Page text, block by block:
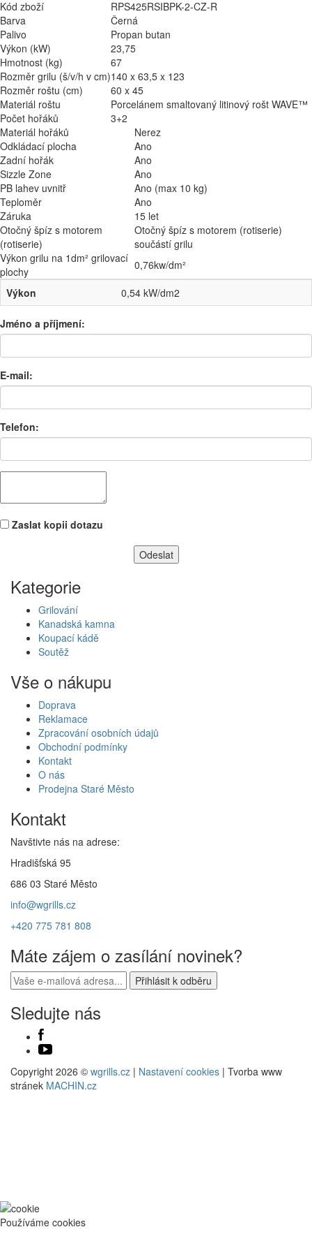
Kód zboží
RPS425RSIBPK-2-CZ-R
Barva
Černá
Palivo
Propan butan
Výkon (kW)
23,75
Hmotnost (kg)
67
Rozměr grilu (š/v/h v cm)140 x 63,5 x 123
Rozměr roštu (cm)
60 x 45
Materiál roštu
Porcelánem smaltovaný litinový rošt WAVE™
Počet hořáků
3+2
Materiál hořáků
Nerez
Odkládací plocha
Ano
Zadní hořák
Ano
Sizzle Zone
Ano
PB lahev uvnitř
Ano (max 10 kg)
Teploměr
Ano
Záruka
15 let
Otočný špíz s motorem
(rotiserie)
Otočný špíz s motorem (rotiserie)
součástí grilu
Výkon grilu na 1dm² grilovací
plochy
0,76kw/dm²
Výkon
0,54 kW/dm2
Jméno a příjmení:
E-mail:
Telefon:
Zaslat kopii dotazu
Kategorie
Grilování
Kanadská kamna
Koupací kádě
Soutěž
Vše o nákupu
Doprava
Reklamace
Zpracování osobních údajů
Obchodní podmínky
Kontakt
O nás
Prodejna Staré Město
Kontakt
Navštivte nás na adrese:
Hradišťská 95
686 03 Staré Město
info@wgrills.cz
+420 775 781 808
Máte zájem o zasílání novinek?
Sledujte nás
Copyright 2026 © wgrills.cz | Nastavení cookies | Tvorba www
stránek MACHIN.cz
Používáme cookies